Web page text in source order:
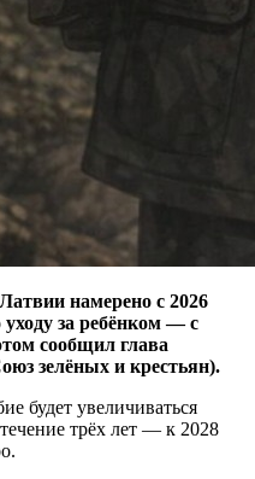
намерено с 2026
уходу за ребёнком — с
сообщил глава
зелёных и крестьян).
будет увеличиваться
трёх лет — к 2028